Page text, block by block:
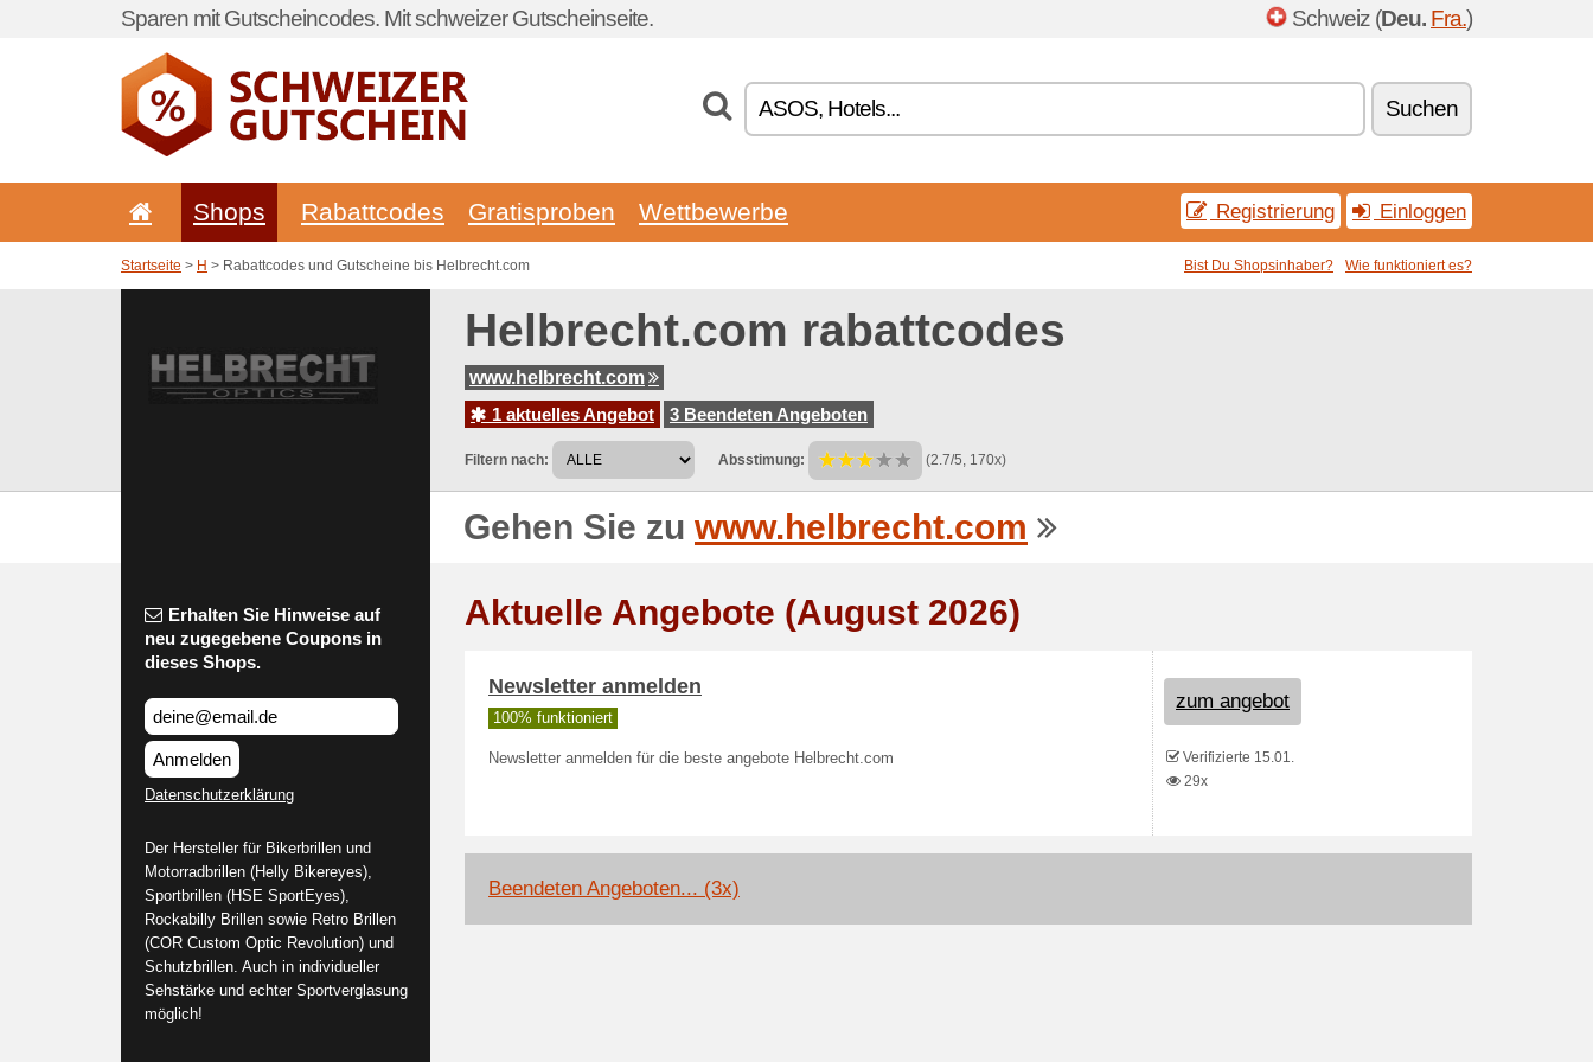
Sparen mit Gutscheincodes. Mit schweizer Gutscheinseite. Schweiz (Deu. Fra.)
Suchen
Shops Rabattcodes Gratisproben Wettbewerbe Registrierung Einloggen
Startseite > H > Rabattcodes und Gutscheine bis Helbrecht.com Bist Du Shopsinhaber? Wie funktioniert es?
Helbrecht.com rabattcodes
www.helbrecht.com
1 aktuelles Angebot
3 Beendeten Angeboten
Filtern nach: Absstimung: (2.7/5, 170x)
Gehen Sie zu www.helbrecht.com
Erhalten Sie Hinweise auf
neu zugegebene Coupons in
dieses Shops.
Anmelden
Datenschutzerklärung
Der Hersteller für Bikerbrillen und
Motorradbrillen (Helly Bikereyes),
Sportbrillen (HSE SportEyes),
Rockabilly Brillen sowie Retro Brillen
(COR Custom Optic Revolution) und
Schutzbrillen. Auch in individueller
Sehstärke und echter Sportverglasung
möglich!
Aktuelle Angebote (August 2026)
Newsletter anmelden
100% funktioniert
Newsletter anmelden für die beste angebote Helbrecht.com
zum angebot
Verifizierte 15.01.
29x
Beendeten Angeboten... (3x)